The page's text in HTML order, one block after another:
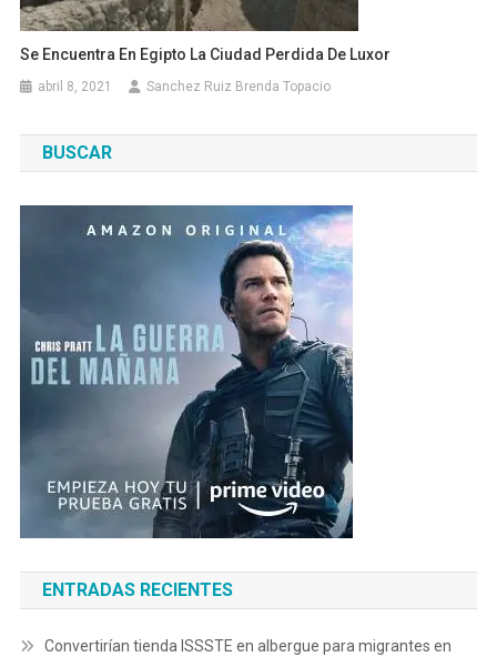
Se Encuentra En Egipto La Ciudad Perdida De Luxor
abril 8, 2021 Sanchez Ruiz Brenda Topacio
BUSCAR
ENTRADAS RECIENTES
Convertirían tienda ISSSTE en albergue para migrantes en